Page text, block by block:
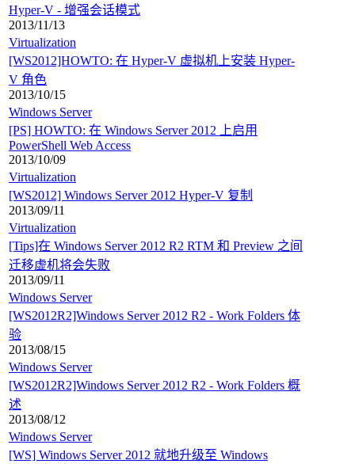
Hyper-V - 增强会话模式
2013/11/13
Virtualization
[WS2012]HOWTO: 在 Hyper-V 虚拟机上安装 Hyper-
V 角色
2013/10/15
Windows Server
[PS] HOWTO: 在 Windows Server 2012 上启用
PowerShell Web Access
2013/10/09
Virtualization
[WS2012] Windows Server 2012 Hyper-V 复制
2013/09/11
Virtualization
[Tips]在 Windows Server 2012 R2 RTM 和 Preview 之间
迁移虚机将会失败
2013/09/11
Windows Server
[WS2012R2]Windows Server 2012 R2 - Work Folders 体
验
2013/08/15
Windows Server
[WS2012R2]Windows Server 2012 R2 - Work Folders 概
述
2013/08/12
Windows Server
[WS] Windows Server 2012 就地升级至 Windows